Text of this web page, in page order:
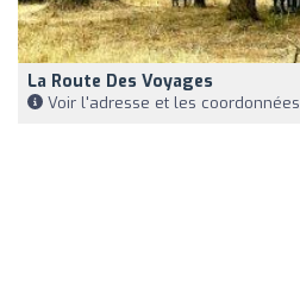
La Route Des Voyages
Voir l'adresse et les coordonnées